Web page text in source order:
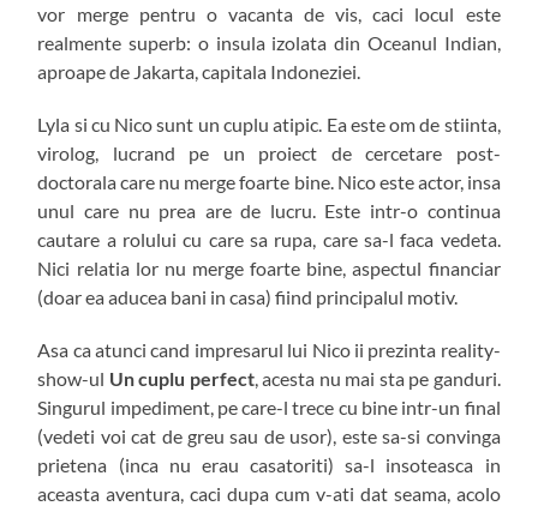
vor merge pentru o vacanta de vis, caci locul este
realmente superb: o insula izolata din Oceanul Indian,
aproape de Jakarta, capitala Indoneziei.
Lyla si cu Nico sunt un cuplu atipic. Ea este om de stiinta,
virolog, lucrand pe un proiect de cercetare post-
doctorala care nu merge foarte bine. Nico este actor, insa
unul care nu prea are de lucru. Este intr-o continua
cautare a rolului cu care sa rupa, care sa-l faca vedeta.
Nici relatia lor nu merge foarte bine, aspectul financiar
(doar ea aducea bani in casa) fiind principalul motiv.
Asa ca atunci cand impresarul lui Nico ii prezinta reality-
show-ul Un cuplu perfect, acesta nu mai sta pe ganduri.
Singurul impediment, pe care-l trece cu bine intr-un final
(vedeti voi cat de greu sau de usor), este sa-si convinga
prietena (inca nu erau casatoriti) sa-l insoteasca in
aceasta aventura, caci dupa cum v-ati dat seama, acolo